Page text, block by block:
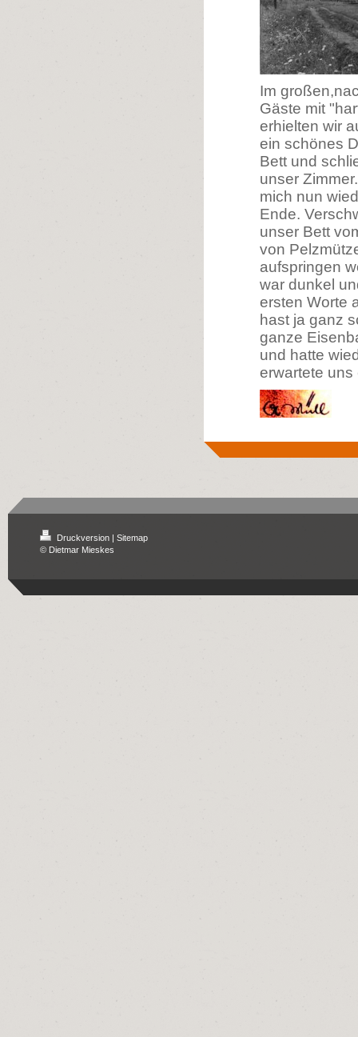
Im
Gäste mit
erhielten wir
ein schönes
Bett und
unser
mich nun
Ende.
unser Bett
von
aufspringen
war dunkel
ersten Worte
hast ja ganz
ganze
und hatte
erwartete
Druckversion | Sitemap
© Dietmar Mieskes